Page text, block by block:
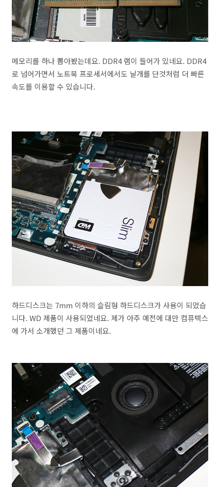
메모리를 하나 뽑아봤는데요. DDR4 램이 들어가 있네요. DDR4
로 넘어가면서 노트북 프로세서에서도 날개를 단것처럼 더 빠른
속도를 이용할 수 있습니다.
하드디스크는 7mm 이하의 슬림형 하드디스크가 사용이 되었습
니다. WD 제품이 사용되었네요. 제가 아주 예전에 대만 컴퓨텍스
에 가서 소개했던 그 제품이네요.